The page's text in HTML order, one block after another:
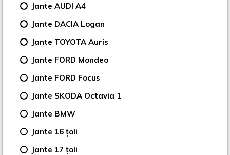
Jante AUDI A4
Jante DACIA Logan
Jante TOYOTA Auris
Jante FORD Mondeo
Jante FORD Focus
Jante SKODA Octavia 1
Jante BMW
Jante 16 țoli
Jante 17 țoli